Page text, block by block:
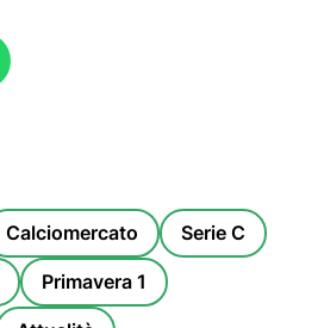
Calciomercato Serie C
Primavera 1